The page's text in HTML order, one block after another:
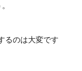
るのは大変です